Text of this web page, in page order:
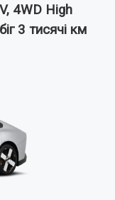
4WD High
3 тисячі км